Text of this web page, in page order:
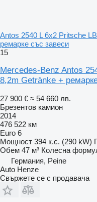
Antos 2540 L 6x2 Pritsche
ремарке със завеси
15
Mercedes-Benz Antos
8,2m Getränke +
27 900 € ≈ 54 660 лв.
Брезентов камион
2014
476 522 км
Euro 6
Мощност 394 к.с. (290 kW)
Обем 47 м³ Колесна
Германия, Peine
Auto Henze
Свържете се с продавача